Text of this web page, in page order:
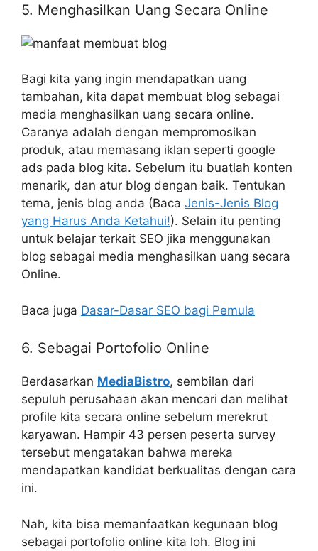
5. Menghasilkan Uang Secara Online
Bagi kita yang ingin mendapatkan uang
tambahan, kita dapat membuat blog sebagai
media menghasilkan uang secara online.
Caranya adalah dengan mempromosikan
produk, atau memasang iklan seperti google
ads pada blog kita. Sebelum itu buatlah konten
menarik, dan atur blog dengan baik. Tentukan
tema, jenis blog anda (Baca Jenis-Jenis Blog
yang Harus Anda Ketahui!). Selain itu penting
untuk belajar terkait SEO jika menggunakan
blog sebagai media menghasilkan uang secara
Online.
Baca juga Dasar-Dasar SEO bagi Pemula
6. Sebagai Portofolio Online
Berdasarkan MediaBistro, sembilan dari
sepuluh perusahaan akan mencari dan melihat
profile kita secara online sebelum merekrut
karyawan. Hampir 43 persen peserta survey
tersebut mengatakan bahwa mereka
mendapatkan kandidat berkualitas dengan cara
ini.
Nah, kita bisa memanfaatkan kegunaan blog
sebagai portofolio online kita loh. Blog ini